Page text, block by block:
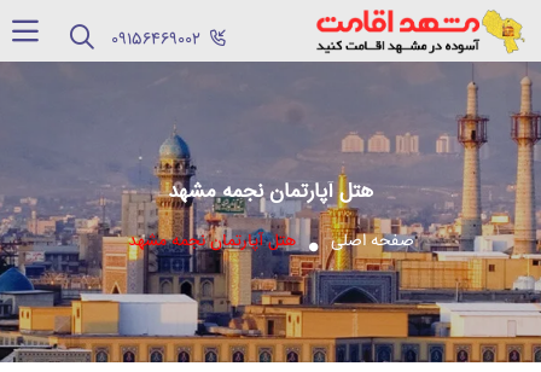
هتل آپارتمان نجمه مشهد
صفحه اصلی هتل آپارتمان نجمه مشهد